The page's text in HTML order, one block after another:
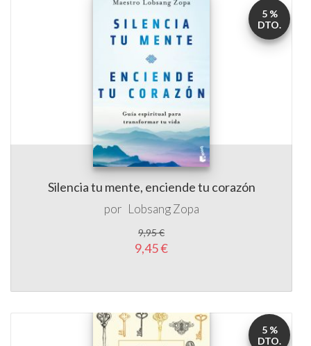
Silencia tu mente, enciende tu corazón
por Lobsang Zopa
9,95 €
9,45 €
5 %
DTO.
5 %
DTO.